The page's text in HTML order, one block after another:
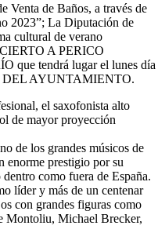
Venta de Baños, a través de
2023”; La Diputación de
cultural de verano
A PERICO
que tendrá lugar el lunes día
DEL AYUNTAMIENTO.
el saxofonista alto
de mayor proyección
de los grandes músicos de
enorme prestigio por su
como fuera de España.
líder y más de un centenar
con grandes figuras como
Montoliu, Michael Brecker,